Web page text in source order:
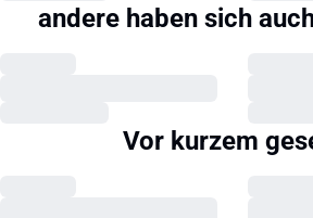
andere haben sich
Vor kurzem